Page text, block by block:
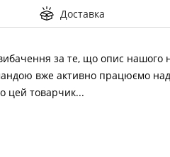
Доставка
за те, що опис нашого
вже активно працюємо
цей товарчик...